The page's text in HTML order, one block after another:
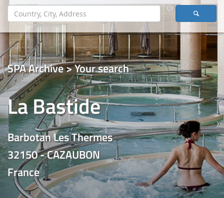
SPA Archive > Your search
La Bastide
Barbotan Les Thermes
32150 - CAZAUBON
France